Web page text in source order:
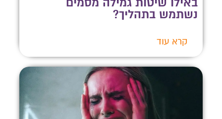
נשתמש בתהליך?
קרא עוד